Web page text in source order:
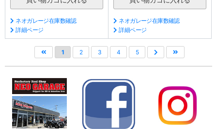
ネオガレージ在庫数確認
詳細ページ
ネオガレージ在庫数確認
詳細ページ
1 2 3 4 5